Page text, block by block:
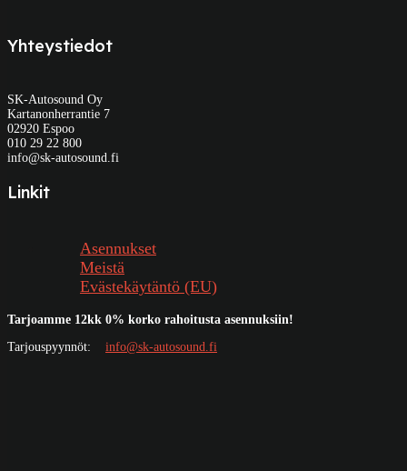
Yhteystiedot
SK-Autosound Oy
Kartanonherrantie 7
02920 Espoo
010 29 22 800
info@sk-autosound.fi
Linkit
Asennukset
Meistä
Evästekäytäntö (EU)
Tarjoamme 12kk 0% korko rahoitusta asennuksiin!
Tarjouspyynnöt: info@sk-autosound.fi